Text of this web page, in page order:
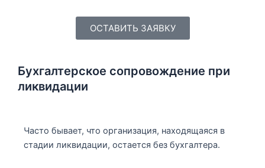
ОСТАВИТЬ ЗАЯВКУ
Бухгалтерское сопровождение при
ликвидации
Часто бывает, что организация, находящаяся в
стадии ликвидации, остается без бухгалтера.